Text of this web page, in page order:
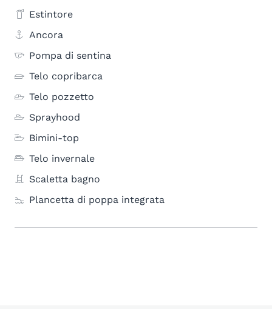
Estintore
Ancora
Pompa di sentina
Telo copribarca
Telo pozzetto
Sprayhood
Bimini-top
Telo invernale
Scaletta bagno
Plancetta di poppa integrata